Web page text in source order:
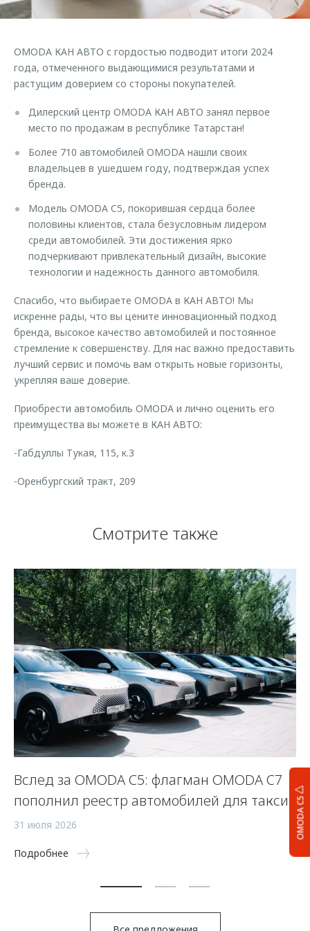
Страхование
Одежда и сувениры
Оригинальные аксессуары
Запчасти
Трейд-ин
Калькулятор трейд-ин
Клиентская поддержка
Клуб владельцев OMODA
Приложение O&J
Аксессуары
Одежда и сувениры
Оригинальные аксессуары
Запчасти
Обратная связь
OMODA C5
OMODA КАН АВТО с гордостью подводит итоги 2024
года, отмеченного выдающимися результатами и
растущим доверием со стороны покупателей.
Дилерский центр OMODA КАН АВТО занял первое
место по продажам в республике Татарстан!
Более 710 автомобилей OMODA нашли своих
владельцев в ушедшем году, подтверждая успех
бренда.
Модель OMODA C5, покорившая сердца более
половины клиентов, стала безусловным лидером
среди автомобилей. Эти достижения ярко
подчеркивают привлекательный дизайн, высокие
технологии и надежность данного автомобиля.
Спасибо, что выбираете OMODA в КАН АВТО! Мы
искренне рады, что вы цените инновационный подход
бренда, высокое качество автомобилей и постоянное
стремление к совершенству. Для нас важно предоставить
лучший сервис и помочь вам открыть новые горизонты,
укрепляя ваше доверие.
Приобрести автомобиль OMODA и лично оценить его
преимущества вы можете в КАН АВТО:
-Габдуллы Тукая, 115, к.3
-Оренбургский тракт, 209
Смотрите также
Вслед за OMODA C5: флагман OMODA C7
пополнил реестр автомобилей для такси
31 июля 2026
Подробнее